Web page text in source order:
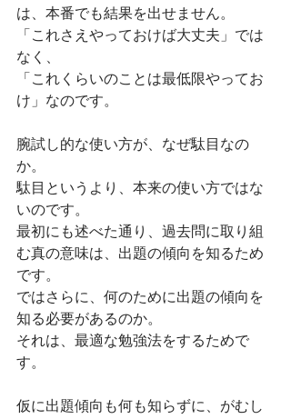
は、本番でも結果を出せません。
「これさえやっておけば大丈夫」では
なく、
「これくらいのことは最低限やってお
け」なのです。
腕試し的な使い方が、なぜ駄目なの
か。
駄目というより、本来の使い方ではな
いのです。
最初にも述べた通り、過去問に取り組
む真の意味は、出題の傾向を知るため
です。
ではさらに、何のために出題の傾向を
知る必要があるのか。
それは、最適な勉強法をするためで
す。
仮に出題傾向も何も知らずに、がむし